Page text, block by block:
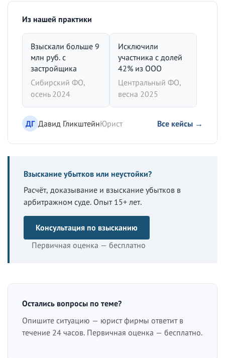
Из нашей практики
Взыскали больше 9
млн руб. с
застройщика
Сибирский ФО,
осень 2024
Исключили
участника с долей
42% из ООО
Центральный ФО,
весна 2025
ДГ Давид ГликштейнЮрист Все кейсы →
Взыскание убытков или неустойки?
Расчёт, доказывание и взыскание убытков в
арбитражном суде. Опыт 15+ лет.
Консультация по взысканию
Первичная оценка — бесплатно
Остались вопросы по теме?
Опишите ситуацию — юрист фирмы ответит в
течение 24 часов. Первичная оценка — бесплатно.